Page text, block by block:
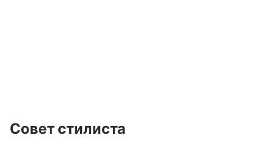
Совет стилиста